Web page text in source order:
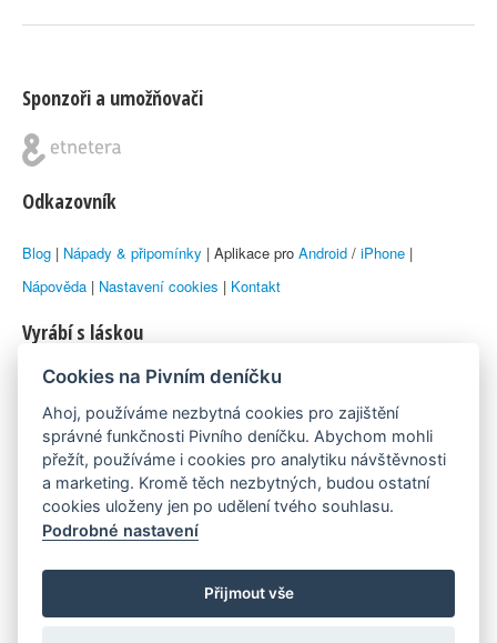
Sponzoři a umožňovači
Odkazovník
Blog | Nápady & připomínky | Aplikace pro Android / iPhone |
Nápověda | Nastavení cookies | Kontakt
Vyrábí s láskou
© 2010–2026 byLukáš Zemanaka Emka
Máme rádi
Pivní.info
Poznámka pod čarou
Pivní deníček je nezávislý zdroj, který není spjat s žádným
konkrétním pivovarem ani restaurací. Názory uživatelů nemusí nutně
Cookies na Pivním deníčku
Ahoj, používáme nezbytná cookies pro zajištění
správné funkčnosti Pivního deníčku. Abychom mohli
přežít, používáme i cookies pro analytiku návštěvnosti
a marketing. Kromě těch nezbytných, budou ostatní
cookies uloženy jen po udělení tvého souhlasu.
Podrobné nastavení
Přijmout vše